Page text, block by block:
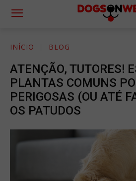
INÍCIO BLOG
ATENÇÃO, TUTORES!
PLANTAS COMUNS
PERIGOSAS (OU ATÉ
OS PATUDOS